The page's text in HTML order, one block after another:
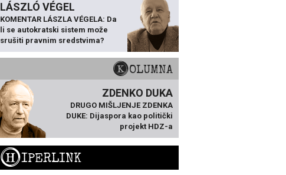
LÁSZLÓ VÉGEL
KOMENTAR LÁSZLA VÉGELA: Da
li se autokratski sistem može
srušiti pravnim sredstvima?
KOLUMNA
ZDENKO DUKA
DRUGO MIŠLJENJE ZDENKA
DUKE: Dijaspora kao politički
projekt HDZ-a
HIPERLINK